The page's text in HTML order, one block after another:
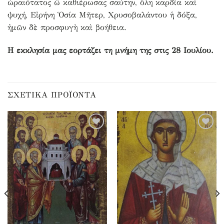
ὡραιότατος ὢ καθιέρωσας σαύτην, ὅλη καρδία καὶ
ψυχή, Εἰρήνη Ὁσία Μῆτερ, Χρυσοβαλάντου ἡ δόξα,
ἠμῶν δὲ προσφυγὴ καὶ βοήθεια.
Η εκκλησία μας εορτάζει τη μνήμη της στις 28 Ιουλίου.
ΣΧΕΤΙΚΆ ΠΡΟΪΌΝΤΑ
Προσθήκη
στα
αγαπημένα
Προσθήκη
στα
αγαπημένα